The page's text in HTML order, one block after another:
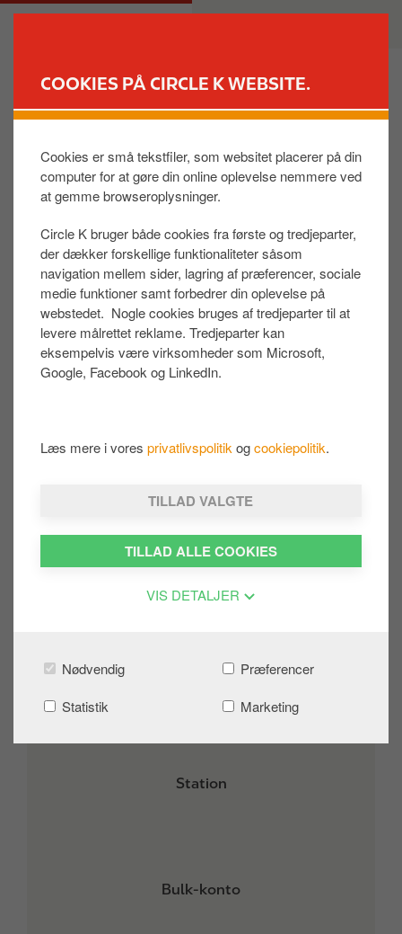
COOKIES PÅ CIRCLE K WEBSITE.
Cookies er små tekstfiler, som websitet placerer på din
computer for at gøre din online oplevelse nemmere ved
at gemme browseroplysninger.
Circle K bruger både cookies fra første og tredjeparter,
der dækker forskellige funktionaliteter såsom
navigation mellem sider, lagring af præferencer, sociale
medie funktioner samt forbedrer din oplevelse på
webstedet. Nogle cookies bruges af tredjeparter til at
levere målrettet reklame. Tredjeparter kan
eksempelvis være virksomheder som Microsoft,
Google, Facebook og LinkedIn.
Læs mere i vores privatlivspolitik ogcookiepolitik.
TILLAD VALGTE
TILLAD ALLE COOKIES
VIS DETALJER
Nødvendig
Præferencer
Statistik
Marketing
M
a
Ris og ros
Privat
Erhverv
Fornavn
Vælg venligst, hvad din henvendelse
drejer sig om
Station
Bulk-konto